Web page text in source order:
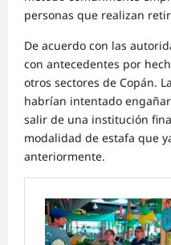
personas que realizan
De acuerdo con las
con antecedentes por
otros sectores de Copán.
habrían intentado
salir de una institución
modalidad de estafa que
anteriormente.